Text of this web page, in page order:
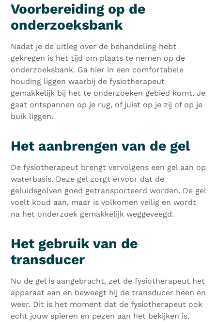
Voorbereiding op de
onderzoeksbank
Nadat je de uitleg over de behandeling hebt
gekregen is het tijd om plaats te nemen op de
onderzoeksbank. Ga hier in een comfortabele
houding liggen waarbij de fysiotherapeut
gemakkelijk bij het te onderzoeken gebied komt. Je
gaat ontspannen op je rug, of juist op je zij of op je
buik liggen.
Het aanbrengen van de gel
De fysiotherapeut brengt vervolgens een gel aan op
waterbasis. Deze gel zorgt ervoor dat de
geluidsgolven goed getransporteerd worden. De gel
voelt koud aan, maar is volkomen veilig en wordt
na het onderzoek gemakkelijk weggeveegd.
Het gebruik van de
transducer
Nu de gel is aangebracht, zet de fysiotherapeut het
apparaat aan en beweegt hij de transducer heen en
weer. Dit is het moment dat de fysiotherapeut ook
echt jouw spieren en pezen aan het bekijken is.